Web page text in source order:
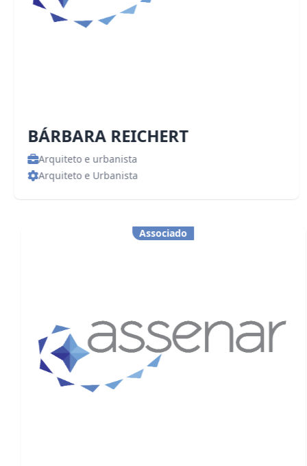
BÁRBARA REICHERT
Arquiteto e urbanista
Arquiteto e Urbanista
Associado